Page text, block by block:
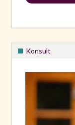
Konsult